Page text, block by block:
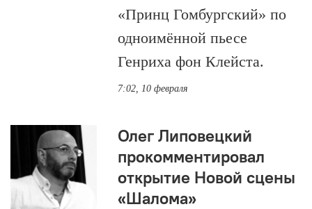
«Принц Гомбургский» по
одноимённой пьесе
Генриха фон Клейста.
7:02, 10 февраля
Олег Липовецкий
прокомментировал
открытие Новой сцены
«Шалома»